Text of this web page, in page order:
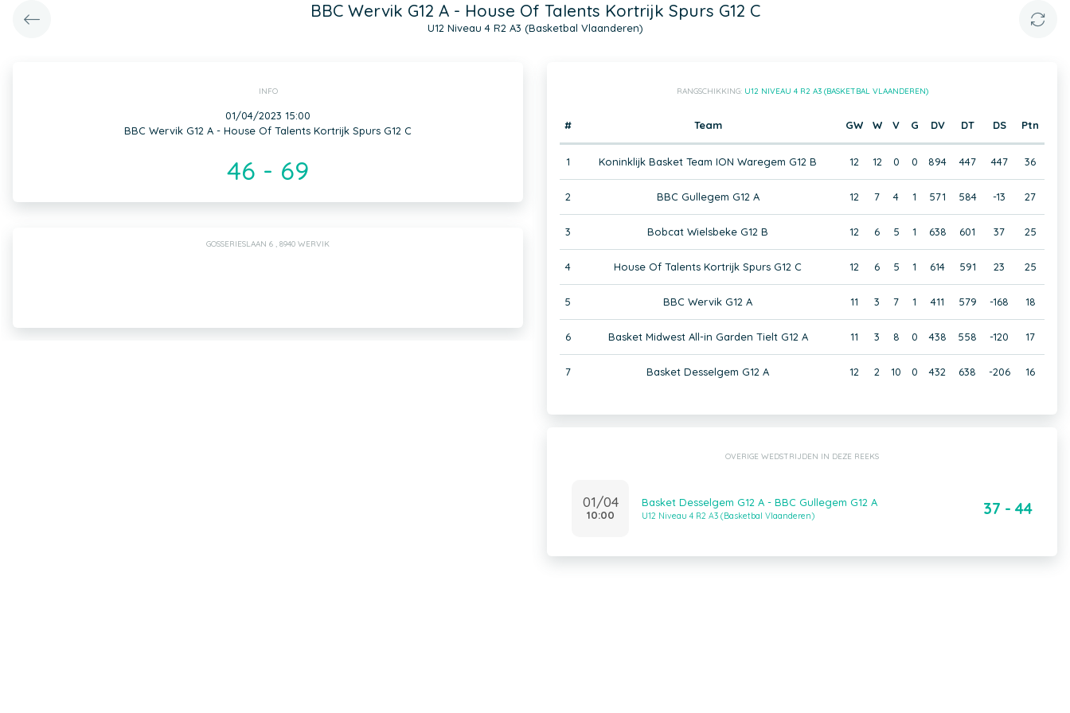
BBC Wervik G12 A - House Of Talents Kortrijk Spurs G12 C
U12 Niveau 4 R2 A3 (Basketbal Vlaanderen)
INFO
01/04/2023 15:00
BBC Wervik G12 A - House Of Talents Kortrijk Spurs G12 C
46 - 69
GOSSERIESLAAN 6 , 8940 WERVIK
RANGSCHIKKING: U12 NIVEAU 4 R2 A3 (BASKETBAL VLAANDEREN)
# Team GW W V G DV DT DS Ptn
1 Koninklijk Basket Team ION Waregem G12 B 12 12 0 0 894 447 447 36
2 BBC Gullegem G12 A 12 7 4 1 571 584 -13 27
3 Bobcat Wielsbeke G12 B 12 6 5 1 638 601 37 25
4 House Of Talents Kortrijk Spurs G12 C 12 6 5 1 614 591 23 25
5 BBC Wervik G12 A 11 3 7 1 411 579 -168 18
6 Basket Midwest All-in Garden Tielt G12 A 11 3 8 0 438 558 -120 17
7 Basket Desselgem G12 A 12 2 10 0 432 638 -206 16
OVERIGE WEDSTRIJDEN IN DEZE REEKS
01/04
10:00
Basket Desselgem G12 A - BBC Gullegem G12 A
U12 Niveau 4 R2 A3 (Basketbal Vlaanderen) 37 - 44